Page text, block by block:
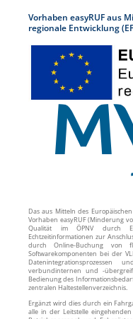
Vorhaben easyRUF aus
regionale Entwicklung
Das aus Mitteln des
Vorhaben easyRUF (Minderung
Qualität im ÖPNV durch
Echtzeitinformationen zur
durch Online-Buchung von
Softwarekomponenten bei der
verbundinternen und -
Bedienung des
zentralen Haltestellenverzeichnis.
Ergänzt wird dies durch ein
alle in der Leitstelle